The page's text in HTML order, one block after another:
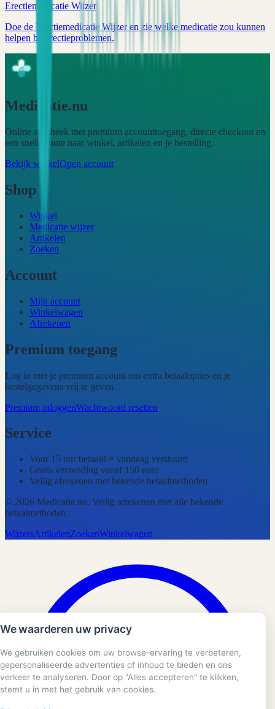
Erectiemedicatie Wijzer
Doe de Erectiemedicatie Wijzer en zie welke medicatie zou kunnen
helpen bij erectieproblemen.
Medicatie.nu
Online apotheek met premium accounttoegang, directe checkout en
een snelle route naar winkel, artikelen en je bestelling.
Bekijk winkelOpen account
Shop
Winkel
Medicatie wijzer
Artikelen
Zoeken
Account
Mijn account
Winkelwagen
Afrekenen
Premium toegang
Log in met je premium account om extra betaalopties en je
bestelgegevens vrij te geven.
Premium inloggenWachtwoord resetten
Service
Voor 15 uur betaald = vandaag verstuurd
Gratis verzending vanaf 150 euro
Veilig afrekenen met bekende betaalmethoden
© 2026 Medicatie.nu. Veilig afrekenen met alle bekende
betaalmethoden.
WijzersArtikelenZoekenWinkelwagen
We waarderen uw privacy
We gebruiken cookies om uw browse-ervaring te verbeteren,
gepersonaliseerde advertenties of inhoud te bieden en ons
verkeer te analyseren. Door op "Alles accepteren" te klikken,
stemt u in met het gebruik van cookies.